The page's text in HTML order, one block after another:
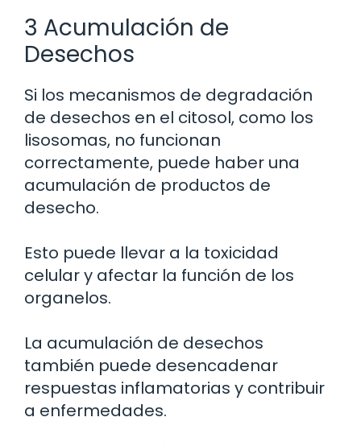
3 Acumulación de
Desechos
Si los mecanismos de degradación
de desechos en el citosol, como los
lisosomas, no funcionan
correctamente, puede haber una
acumulación de productos de
desecho.
Esto puede llevar a la toxicidad
celular y afectar la función de los
organelos.
La acumulación de desechos
también puede desencadenar
respuestas inflamatorias y contribuir
a enfermedades.